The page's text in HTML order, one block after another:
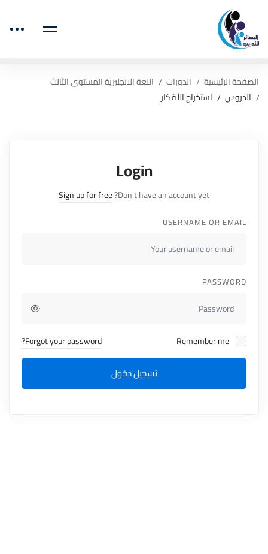
الصفحة الرئيسية الدورات
اللغة الانجليزية المستوى الثالث
الدروس
استخراج الأفكار
Login
Don't have an account yet?
Sign up for free
USERNAME OR EMAIL
PASSWORD
Forgot your password?
تسجيل دخول